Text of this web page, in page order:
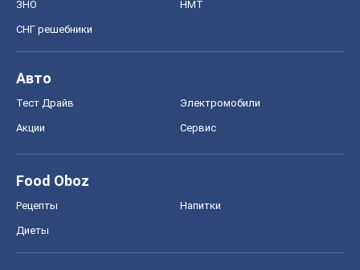
ЗНО НМТ
СНГ решебники
Авто
Тест Драйв Электромобили
Акции Сервис
Food Oboz
Рецепты Напитки
Диеты